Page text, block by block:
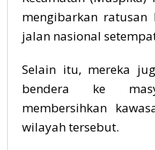
mengibarkan
jalan nasional
Selain itu, mereka
bendera ke
membersihkan
wilayah tersebut.